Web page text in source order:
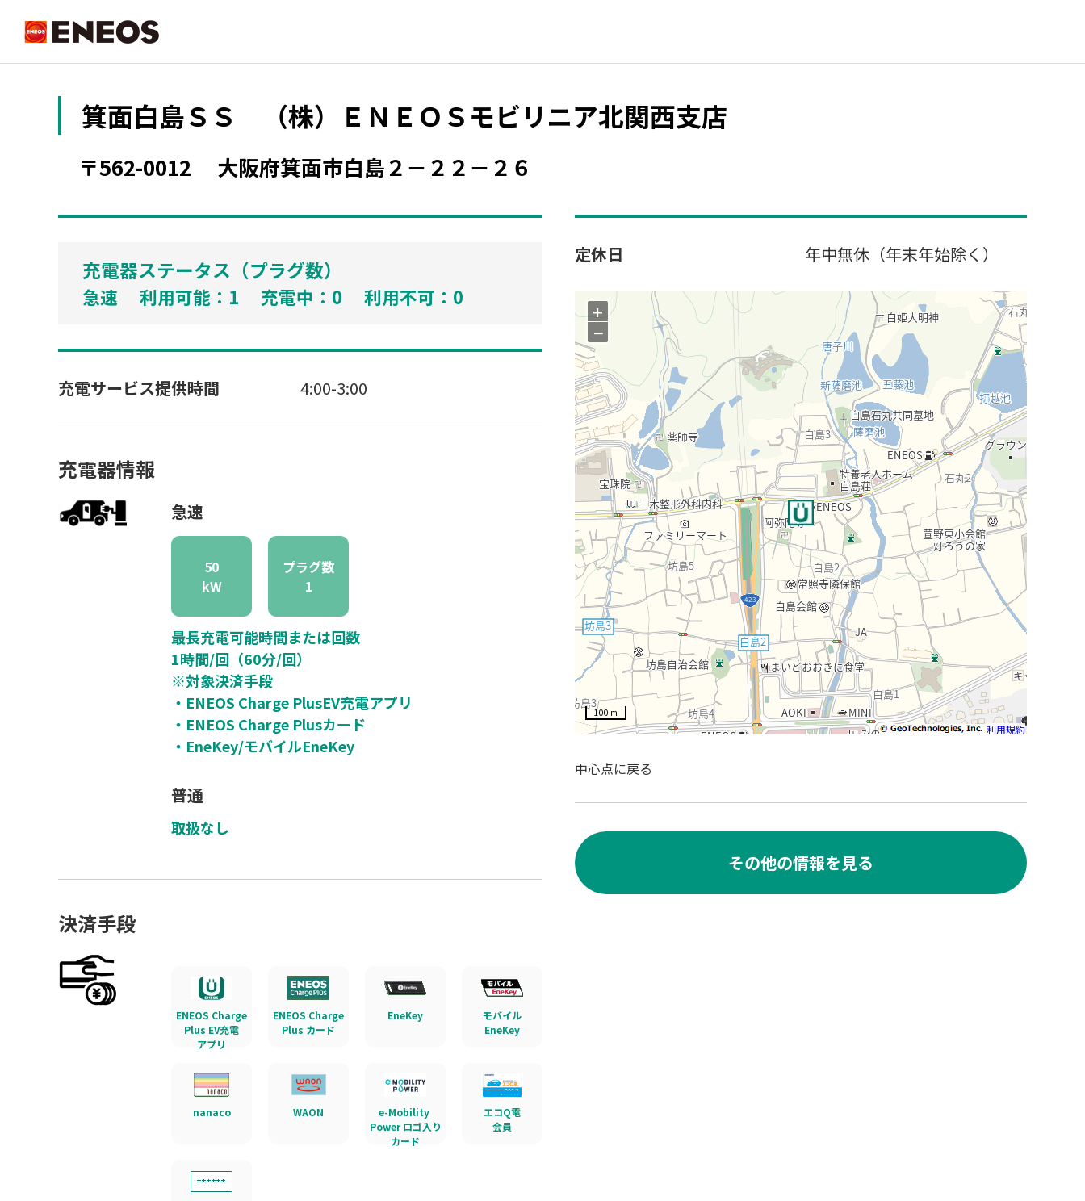
箕面白島ＳＳ （株）ＥＮＥＯＳモビリニア北関西支店
〒562-0012 大阪府箕面市白島２－２２－２６
充電器ステータス（プラグ数）
急速 利用可能：1 充電中：0 利用不可：0
充電サービス提供時間 4:00-3:00
充電器情報
急速
50
kW
プラグ数
1
最長充電可能時間または回数
1時間/回（60分/回）
※対象決済手段
・ENEOS Charge PlusEV充電アプリ
・ENEOS Charge Plusカード
・EneKey/モバイルEneKey
普通
取扱なし
決済手段
ENEOS Charge
Plus EV充電
アプリ
ENEOS Charge
Plus カード
EneKey
モバイル
EneKey
nanaco WAON
e-Mobility
Power ロゴ入り
カード
エコQ電
会員
定休日 年中無休（年末年始除く）
利用規約
+
−
100 m
中心点に戻る
その他の情報を見る